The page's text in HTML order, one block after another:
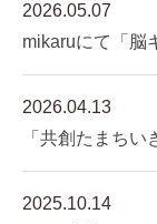
2026.05.07
mikaruにて「脳
2026.04.13
「共創たまちい
2025.10.14